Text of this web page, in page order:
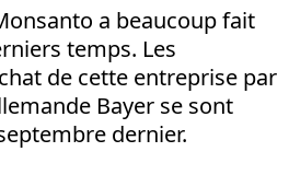
a beaucoup fait
temps. Les
de cette entreprise par
Bayer se sont
dernier.